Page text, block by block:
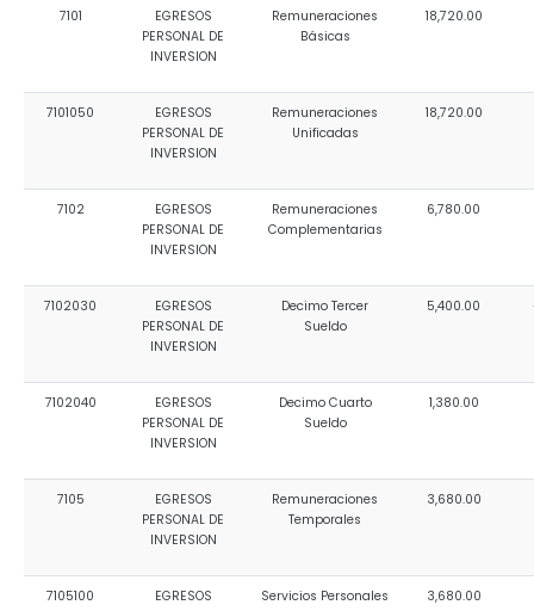
7101
EGRESOS
PERSONAL DE
INVERSION
Remuneraciones
Básicas
18,720.00
7101050
EGRESOS
PERSONAL DE
INVERSION
Remuneraciones
Unificadas
18,720.00
7102
EGRESOS
PERSONAL DE
INVERSION
Remuneraciones
Complementarias
6,780.00
7102030
EGRESOS
PERSONAL DE
INVERSION
Decimo Tercer
Sueldo
5,400.00
7102040
EGRESOS
PERSONAL DE
INVERSION
Decimo Cuarto
Sueldo
1,380.00
7105
EGRESOS
PERSONAL DE
INVERSION
Remuneraciones
Temporales
3,680.00
7105100
EGRESOS
Servicios Personales
3,680.00